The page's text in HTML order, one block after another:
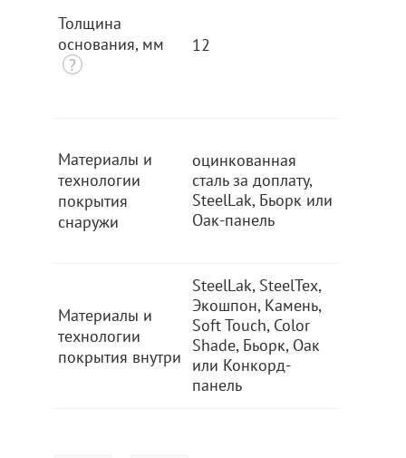
Толщина
основания, мм
Материалы и
технологии
покрытия
снаружи
Материалы и
технологии
покрытия внутри
12
оцинкованная
сталь за доплату,
SteelLak, Бьорк или
Оак-панель
SteelLak, SteelTex,
Экошпон, Камень,
Soft Touch, Color
Shade, Бьорк, Оак
или Конкорд-
панель